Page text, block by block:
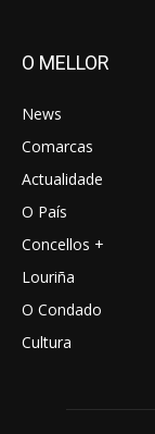
O MELLOR
News
Comarcas
Actualidade
O País
Concellos +
Louriña
O Condado
Cultura